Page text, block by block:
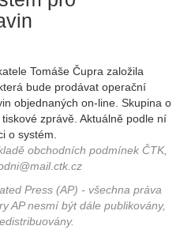
Tomáše Čupra založila
bude prodávat operační
objednaných on-line. Skupina o
zprávě. Aktuálně podle ní
o systém.
obchodních podmínek ČTK,
Press (AP) - všechna práva
AP nesmí být dále publikovány,